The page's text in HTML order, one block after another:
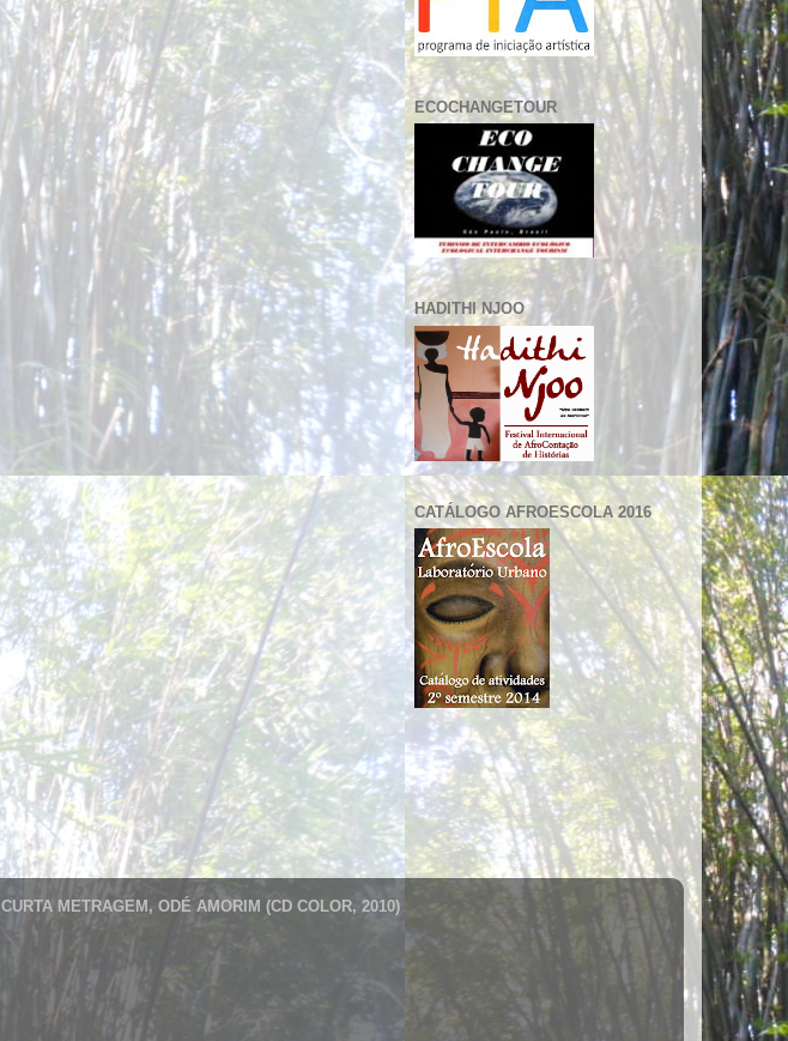
ECOCHANGETOUR
HADITHI NJOO
CATÁLOGO AFROESCOLA 2016
CURTA METRAGEM, ODÉ AMORIM (CD COLOR, 2010)